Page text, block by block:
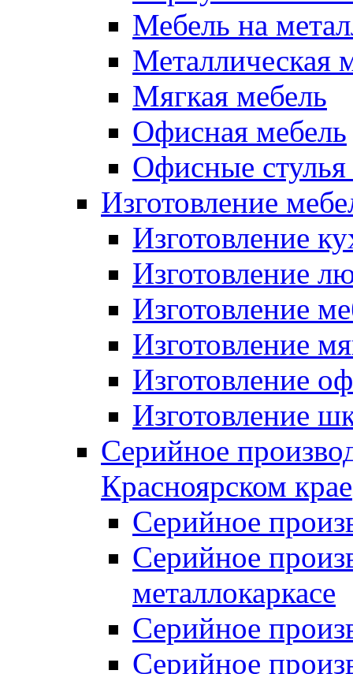
Мебель на
Металлическая
Мягкая мебель
Офисная мебель
Офисные стулья
Изготовление
Изготовление
Изготовление
Изготовление
Изготовление
Изготовление
Изготовление
Серийное
Красноярском крае
Серийное
Серийное
металлокаркасе
Серийное
Серийное